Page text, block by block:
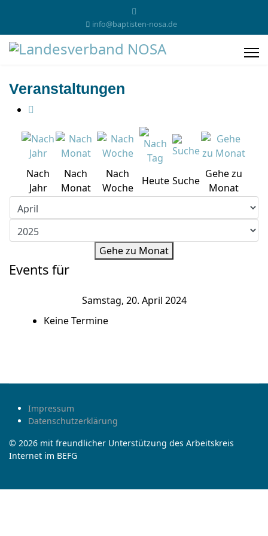
info@baptisten-nosa.de
Veranstaltungen
Nach
Jahr
Nach
Monat
Nach
Woche
Heute Suche
Gehe zu
Monat
Gehe zu Monat
Events für
Samstag, 20. April 2024
Keine Termine
Impressum
Datenschutzerklärung
© 2026 mit freundlicher Unterstützung des Arbeitskreis
Internet im BEFG